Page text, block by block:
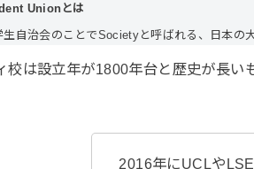
Unionとは
生自治会のことでSocietyと呼ばれる、日本の
校は設立年が1800年台と歴史が長
2016年にUCLや